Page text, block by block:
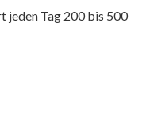
jeden Tag 200 bis 500